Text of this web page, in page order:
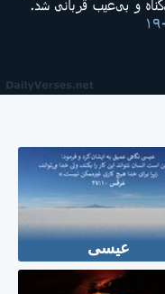
عیسی